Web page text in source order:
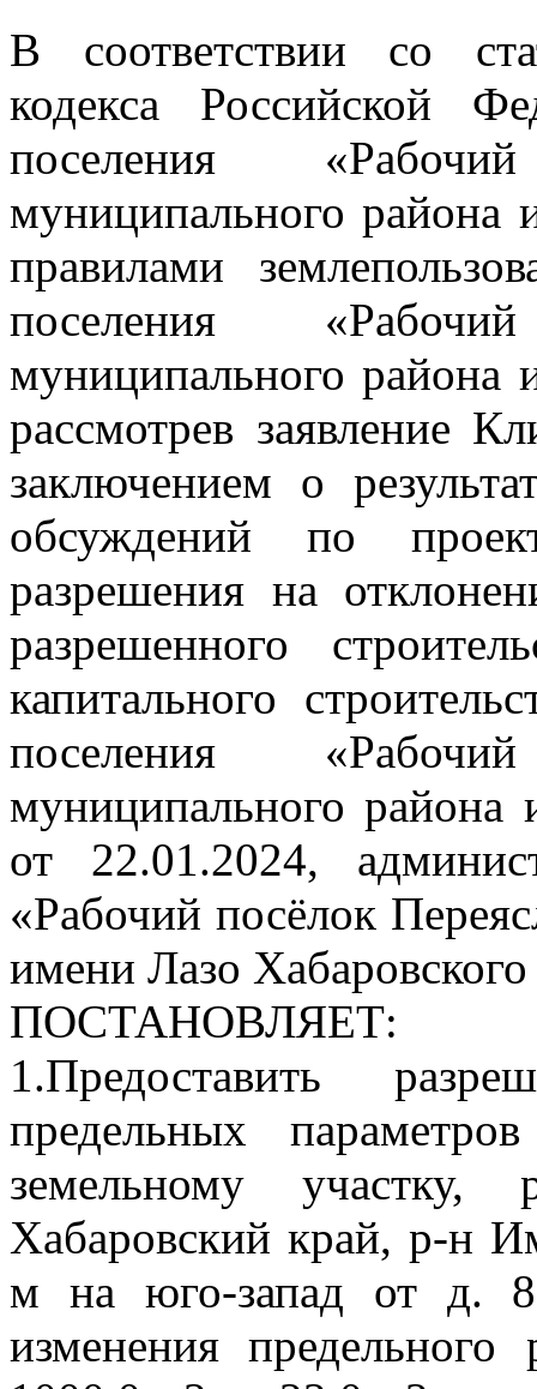
В соответствии со
кодекса Российской
поселения
муниципального района
правилами
поселения
муниципального района
рассмотрев заявление
заключением о
обсуждений по
разрешения на
разрешенного
капитального
поселения
муниципального района
от 22.01.2024,
«Рабочий посёлок
имени Лазо Хабаровского
ПОСТАНОВЛЯЕТ:
1.Предоставить
предельных
земельному участку,
Хабаровский край, р-н
м на юго-запад от д.
изменения предельного